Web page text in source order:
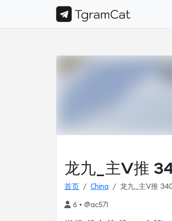
龙九_主V推
首页 China 龙九_主V推
6 • @ac571